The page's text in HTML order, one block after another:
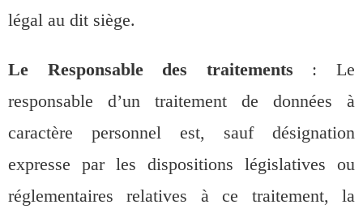
légal au dit siège.
Le Responsable des traitements : Le
responsable d’un traitement de données à
caractère personnel est, sauf désignation
expresse par les dispositions législatives ou
réglementaires relatives à ce traitement, la